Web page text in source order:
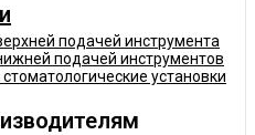
подачей инструмента
подачей инструментов
установки